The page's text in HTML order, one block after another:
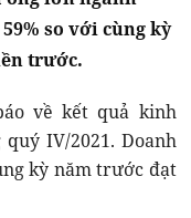
so với cùng kỳ
trước.
về kết quả kinh
IV/2021. Doanh
kỳ năm trước đạt